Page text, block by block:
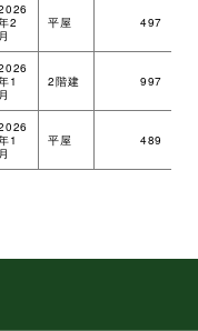
覧
2
月
平屋 497
1
月
2階建 997
1
月
平屋 489